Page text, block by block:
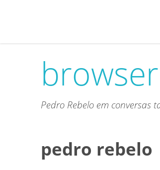
Pedro Rebelo em conversas
pedro rebelo